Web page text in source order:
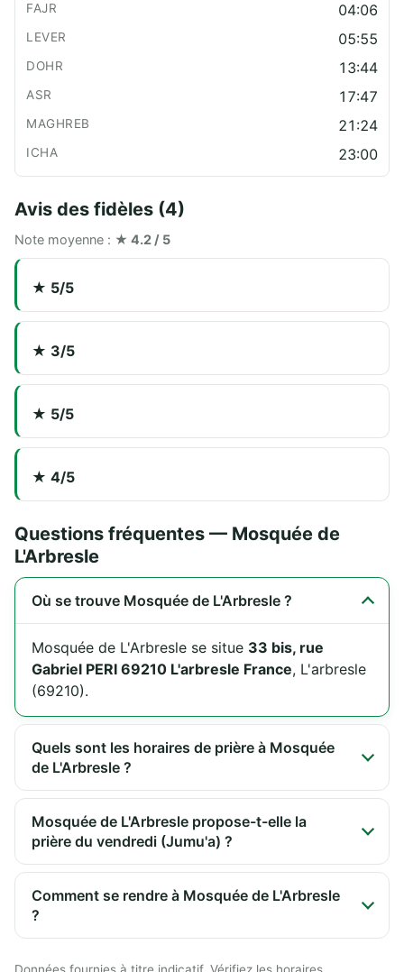
04:06
05:55
13:44
17:47
21:24
23:00
Avis des fidèles (4)
Note moyenne : ★ 4.2 / 5
★ 5/5
★ 3/5
★ 5/5
★ 4/5
Questions fréquentes — Mosquée de
L'Arbresle
Où se trouve Mosquée de L'Arbresle ?
Mosquée de L'Arbresle se situe 33 bis, rue
Gabriel PERI 69210 L'arbresle France, L'arbresle
(69210).
Quels sont les horaires de prière à Mosquée
de L'Arbresle ?
Mosquée de L'Arbresle propose-t-elle la
prière du vendredi (Jumu'a) ?
Comment se rendre à Mosquée de L'Arbresle
?
Données fournies à titre indicatif. Vérifiez les horaires